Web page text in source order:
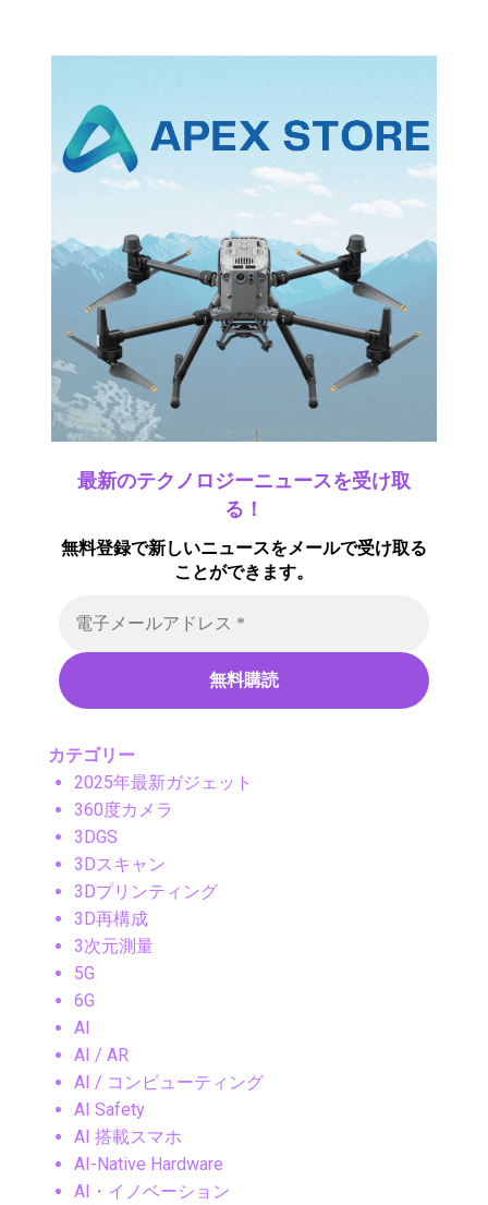
最新のテクノロジーニュースを受け取
る！
無料登録で新しいニュースをメールで受け取る
ことができます。
カテゴリー
2025年最新ガジェット
360度カメラ
3DGS
3Dスキャン
3Dプリンティング
3D再構成
3次元測量
5G
6G
AI
AI / AR
AI / コンピューティング
AI Safety
AI 搭載スマホ
AI-Native Hardware
AI・イノベーション